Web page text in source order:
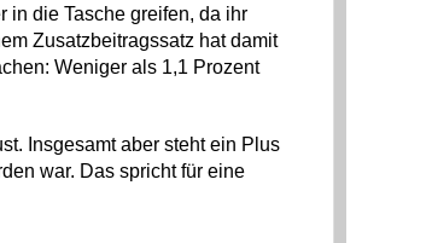
in die Tasche greifen, da ihr
Zusatzbeitragssatz hat damit
Weniger als 1,1 Prozent
Insgesamt aber steht ein Plus
war. Das spricht für eine